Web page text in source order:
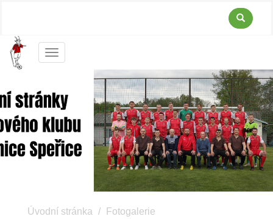
Menu
Úvodní stránka
Fotogalerie